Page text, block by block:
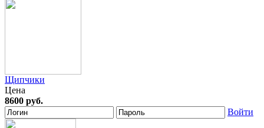
Щипчики
Цена
8600 руб.
Войти